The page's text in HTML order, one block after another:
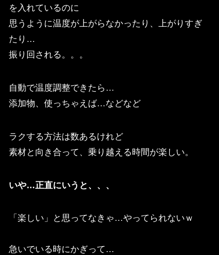
を入れているのに
思うように温度が上がらなかったり、上がりすぎ
たり…
振り回される。。。
自動で温度調整できたら…
添加物、使っちゃえば…などなど
ラクする方法は数あるけれど
素材と向き合って、乗り越える時間が楽しい。
いや…正直にいうと、、、
「楽しい」と思ってなきゃ…やってられないｗ
急いでいる時にかぎって…